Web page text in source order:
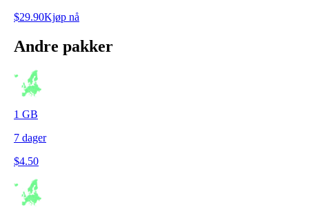
$29.90Kjøp nå
Andre pakker
1 GB
7 dager
$4.50